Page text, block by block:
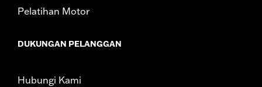
Pelatihan Motor
DUKUNGAN PELANGGAN
Hubungi Kami